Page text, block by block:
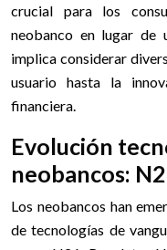
crucial para los
neobanco en lugar de
implica considerar
usuario hasta la
financiera.
Evolución
neobancos:
Los neobancos han
de tecnologías de